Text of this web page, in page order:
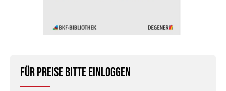
Für Preise bitte einloggen